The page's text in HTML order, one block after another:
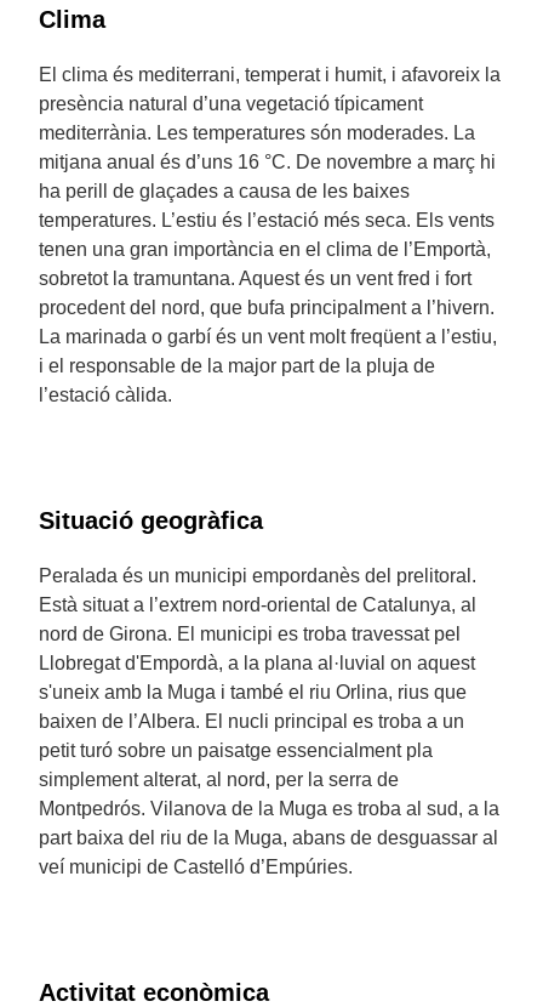
Clima
El clima és mediterrani, temperat i humit, i afavoreix la
presència natural d’una vegetació típicament
mediterrània. Les temperatures són moderades. La
mitjana anual és d’uns 16 °C. De novembre a març hi
ha perill de glaçades a causa de les baixes
temperatures. L’estiu és l’estació més seca. Els vents
tenen una gran importància en el clima de l’Emportà,
sobretot la tramuntana. Aquest és un vent fred i fort
procedent del nord, que bufa principalment a l’hivern.
La marinada o garbí és un vent molt freqüent a l’estiu,
i el responsable de la major part de la pluja de
l’estació càlida.
Situació geogràfica
Peralada és un municipi empordanès del prelitoral.
Està situat a l’extrem nord-oriental de Catalunya, al
nord de Girona. El municipi es troba travessat pel
Llobregat d'Empordà, a la plana al·luvial on aquest
s'uneix amb la Muga i també el riu Orlina, rius que
baixen de l’Albera. El nucli principal es troba a un
petit turó sobre un paisatge essencialment pla
simplement alterat, al nord, per la serra de
Montpedrós. Vilanova de la Muga es troba al sud, a la
part baixa del riu de la Muga, abans de desguassar al
veí municipi de Castelló d’Empúries.
Activitat econòmica